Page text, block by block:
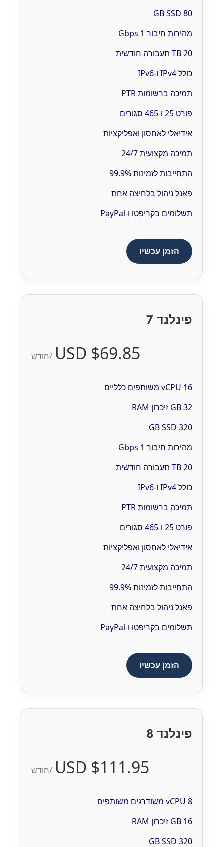
80 GB SSD
מהירות חיבור 1 Gbps
20 TB תעבורה חודשית
כולל IPv4 ו-IPv6
תמיכה ברשומות PTR
פורט 25 ו-465 סגורים
אידיאלי לאחסון ואפליקציות
תמיכה מקצועית 24/7
התחייבות לזמינות 99.9%
פאנל ניהול בלחיצה אחת
תשלומים בקריפטו ו-PayPal
הזמן עכשיו
פינלנד 7
$69.85 USD /חודש
16 vCPU משותפים כלליים
32 GB זיכרון RAM
320 GB SSD
מהירות חיבור 1 Gbps
20 TB תעבורה חודשית
כולל IPv4 ו-IPv6
תמיכה ברשומות PTR
פורט 25 ו-465 סגורים
אידיאלי לאחסון ואפליקציות
תמיכה מקצועית 24/7
התחייבות לזמינות 99.9%
פאנל ניהול בלחיצה אחת
תשלומים בקריפטו ו-PayPal
הזמן עכשיו
פינלנד 8
$111.95 USD /חודש
8 vCPU משודרגים משותפים
16 GB זיכרון RAM
320 GB SSD